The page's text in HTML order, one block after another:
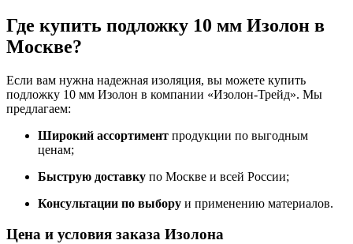
Где купить подложку 10 мм Изолон в
Москве?
Если вам нужна надежная изоляция, вы можете купить
подложку 10 мм Изолон в компании «Изолон-Трейд». Мы
предлагаем:
Широкий ассортимент продукции по выгодным
ценам;
Быструю доставку по Москве и всей России;
Консультации по выбору и применению материалов.
Цена и условия заказа Изолона